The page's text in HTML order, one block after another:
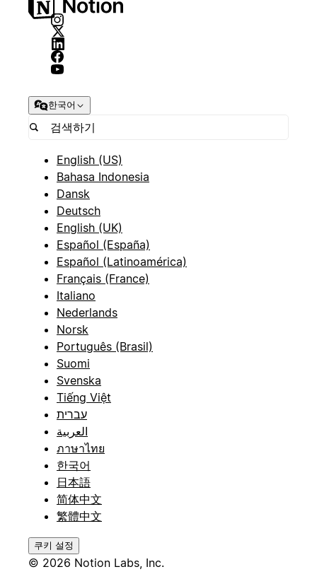
한국어
English (US)
Bahasa Indonesia
Dansk
Deutsch
English (UK)
Español (España)
Español (Latinoamérica)
Français (France)
Italiano
Nederlands
Norsk
Português (Brasil)
Suomi
Svenska
Tiếng Việt
עברית
العربية
ภาษาไทย
한국어
日本語
简体中文
繁體中文
쿠키 설정
© 2026 Notion Labs, Inc.